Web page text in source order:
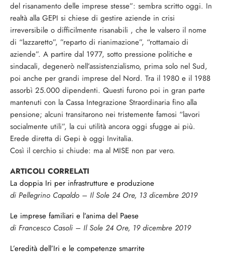
del risanamento delle imprese stesse”: sembra scritto oggi. In
realtà alla GEPI si chiese di gestire aziende in crisi
irreversibile o difficilmente risanabili , che le valsero il nome
di “lazzaretto”, ”reparto di rianimazione”, “rottamaio di
aziende”. A partire dal 1977, sotto pressione politiche e
sindacali, degenerò nell’assistenzialismo, prima solo nel Sud,
poi anche per grandi imprese del Nord. Tra il 1980 e il 1988
assorbì 25.000 dipendenti. Questi furono poi in gran parte
mantenuti con la Cassa Integrazione Straordinaria fino alla
pensione; alcuni transitarono nei tristemente famosi “lavori
socialmente utili”, la cui utilità ancora oggi sfugge ai più.
Erede diretta di Gepi è oggi Invitalia.
Così il cerchio si chiude: ma al MISE non par vero.
ARTICOLI CORRELATI
La doppia Iri per infrastrutture e produzione
di Pellegrino Capaldo – Il Sole 24 Ore, 13 dicembre 2019
Le imprese familiari e l’anima del Paese
di Francesco Casoli – Il Sole 24 Ore, 19 dicembre 2019
L’eredità dell’Iri e le competenze smarrite